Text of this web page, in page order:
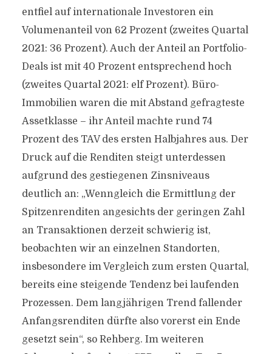
entfiel auf internationale Investoren ein
Volumenanteil von 62 Prozent (zweites Quartal
2021: 36 Prozent). Auch der Anteil an Portfolio-
Deals ist mit 40 Prozent entsprechend hoch
(zweites Quartal 2021: elf Prozent). Büro-
Immobilien waren die mit Abstand gefragteste
Assetklasse – ihr Anteil machte rund 74
Prozent des TAV des ersten Halbjahres aus. Der
Druck auf die Renditen steigt unterdessen
aufgrund des gestiegenen Zinsniveaus
deutlich an: „Wenngleich die Ermittlung der
Spitzenrenditen angesichts der geringen Zahl
an Transaktionen derzeit schwierig ist,
beobachten wir an einzelnen Standorten,
insbesondere im Vergleich zum ersten Quartal,
bereits eine steigende Tendenz bei laufenden
Prozessen. Dem langjährigen Trend fallender
Anfangsrenditen dürfte also vorerst ein Ende
gesetzt sein“, so Rehberg. Im weiteren